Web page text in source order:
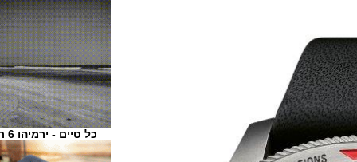
כל טיים - ירמיהו 6 ת"א